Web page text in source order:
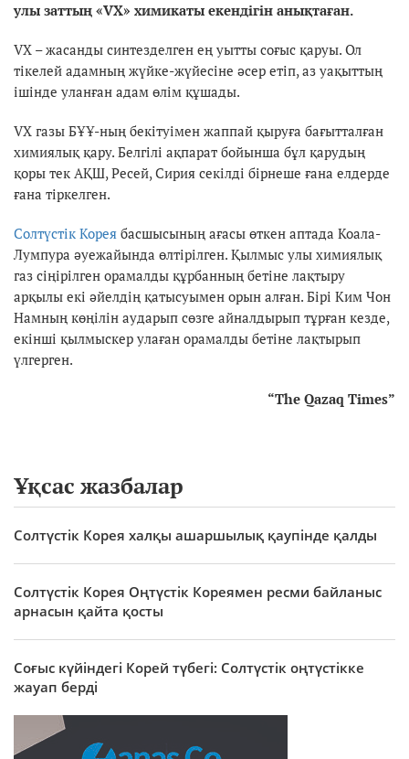
улы заттың «VX» химикаты екендігін анықтаған.
VX – жасанды синтезделген ең уытты соғыс қаруы. Ол
тікелей адамның жүйке-жүйесіне әсер етіп, аз уақыттың
ішінде уланған адам өлім құшады.
VX газы БҰҰ-ның бекітуімен жаппай қыруға бағытталған
химиялық қару. Белгілі ақпарат бойынша бұл қарудың
қоры тек АҚШ, Ресей, Сирия секілді бірнеше ғана елдерде
ғана тіркелген.
Солтүстік Корея басшысының ағасы өткен аптада Коала-
Лумпура әуежайында өлтірілген. Қылмыс улы химиялық
газ сіңірілген орамалды құрбанның бетіне лақтыру
арқылы екі әйелдің қатысуымен орын алған. Бірі Ким Чон
Намның көңілін аударып сөзге айналдырып тұрған кезде,
екінші қылмыскер улаған орамалды бетіне лақтырып
үлгерген.
“The Qazaq Times”
Ұқсас жазбалар
Солтүстік Корея халқы ашаршылық қаупінде қалды
Солтүстік Корея Оңтүстік Кореямен ресми байланыс
арнасын қайта қосты
Соғыс күйіндегі Корей түбегі: Солтүстік оңтүстікке
жауап берді